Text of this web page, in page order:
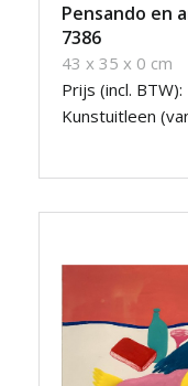
Pensando en
7386
43 x 35 x 0 cm
Prijs (incl. BTW):
Kunstuitleen